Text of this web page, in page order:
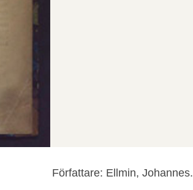
Författare: Ellmin, Johannes.